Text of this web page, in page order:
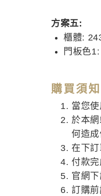
方案五:
櫃體:
門板色
購買須知
當您
於本
何造
在下
付款
官網
訂購